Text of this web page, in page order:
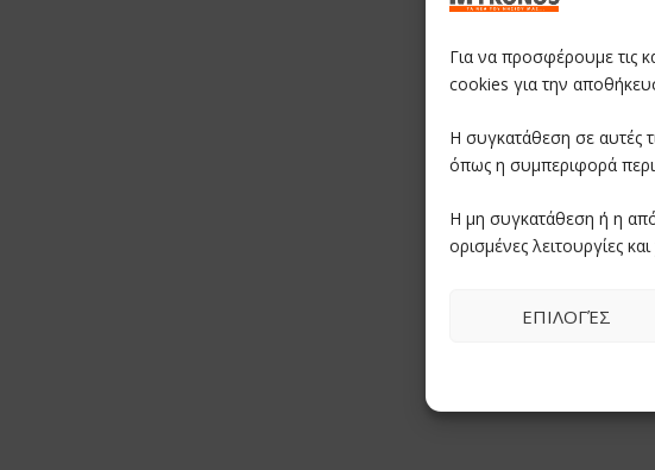
Για να προσφέρουμε τις
cookies για την
Η συγκατάθεση σε αυτές
όπως η συμπεριφορά
Η μη συγκατάθεση ή η
ορισμένες λειτουργίες
ΕΠΙΛΟΓΈΣ